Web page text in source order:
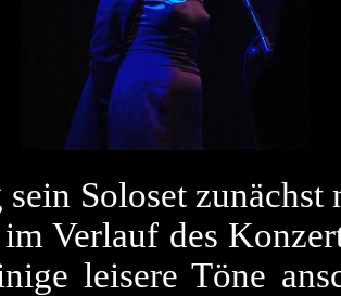
sein Soloset zunächst
Verlauf des
leisere Töne